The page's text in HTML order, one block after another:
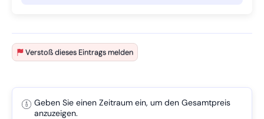
Verstoß dieses Eintrags melden
Geben Sie einen Zeitraum ein, um den Gesamtpreis
anzuzeigen.